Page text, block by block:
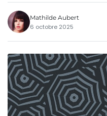
Mathilde Aubert
6 octobre 2025